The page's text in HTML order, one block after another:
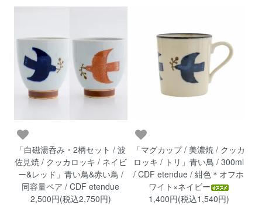
「白磁湯呑み・2柄セット / 波
佐見焼 / クッカロッキ / ネイビ
ー&レッド」青い鳥&赤い鳥 /
同容量ペア / CDF etendue
2,500円(税込2,750円)
「マグカップ / 美濃焼 / クッカ
ロッキ / トリ」青い鳥 / 300ml
/ CDF etendue / 紺色＊オフホ
ワイト×ネイビー
1,400円(税込1,540円)